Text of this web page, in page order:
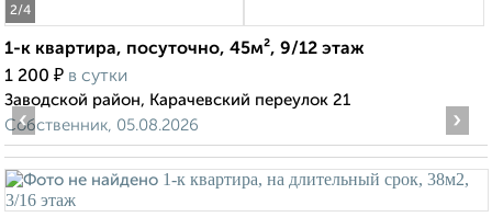
2/4
1-к квартира, посуточно, 45м², 9/12 этаж
1 200 ₽ в сутки
Заводской район, Карачевский переулок 21
Собственник, 05.08.2026
‹ ›